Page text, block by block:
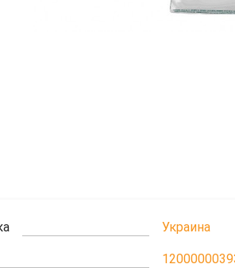
Украина